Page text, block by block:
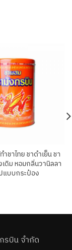
ำชาไทย ชาดำเย็น ชา
เดิม หอมกลิ่นวานิลลา
แบบกระป๋อง
รบิน จำกัด